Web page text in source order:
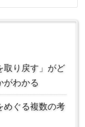
取り戻す」がど
がわかる
めぐる複数の考